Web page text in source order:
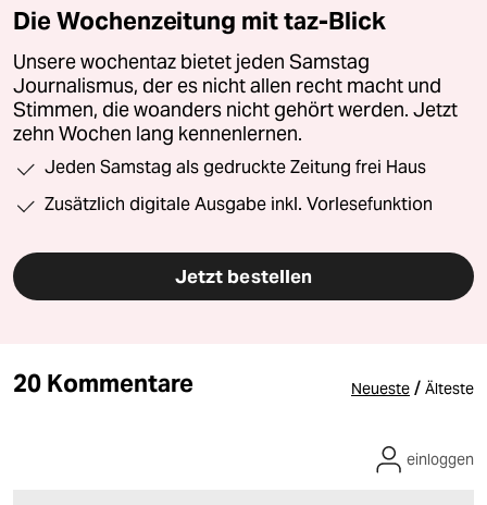
Die Wochenzeitung mit taz-Blick
Unsere wochentaz bietet jeden Samstag
Journalismus, der es nicht allen recht macht und
Stimmen, die woanders nicht gehört werden. Jetzt
zehn Wochen lang kennenlernen.
Jeden Samstag als gedruckte Zeitung frei Haus
Zusätzlich digitale Ausgabe inkl. Vorlesefunktion
Jetzt bestellen
20 Kommentare Neueste / Älteste
einloggen